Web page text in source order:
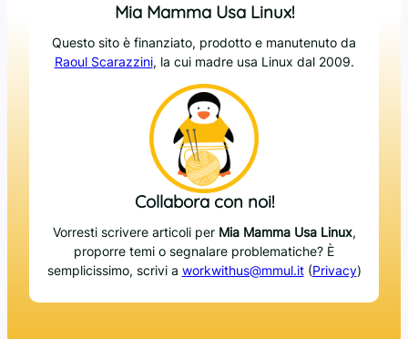
Mia Mamma Usa Linux!
Questo sito è finanziato, prodotto e manutenuto da
Raoul Scarazzini, la cui madre usa Linux dal 2009.
Collabora con noi!
Vorresti scrivere articoli per Mia Mamma Usa Linux,
proporre temi o segnalare problematiche? È
semplicissimo, scrivi a workwithus@mmul.it(Privacy)